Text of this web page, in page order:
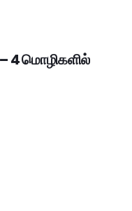
4 மொழிகளில்